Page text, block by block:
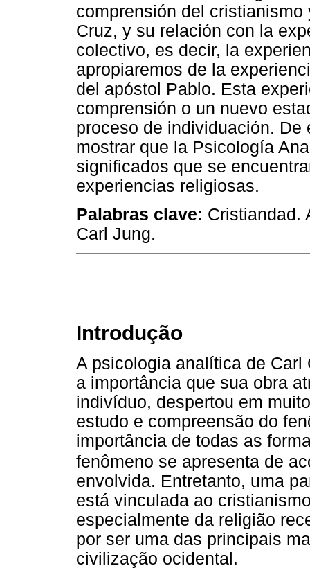
comprensión del
Cruz, y su relación con la
colectivo, es decir, la
apropiaremos de la
del apóstol Pablo. Esta
comprensión o un nuevo
proceso de individuación.
mostrar que la Psicología
significados que se
experiencias religiosas.
Palabras clave: Cristiandad.
Carl Jung.
Introdução
A psicologia analítica de Carl
a importância que sua obra
indivíduo, despertou em
estudo e compreensão do
importância de todas as
fenômeno se apresenta de
envolvida. Entretanto, uma
está vinculada ao
especialmente da religião
por ser uma das principais
civilização ocidental.